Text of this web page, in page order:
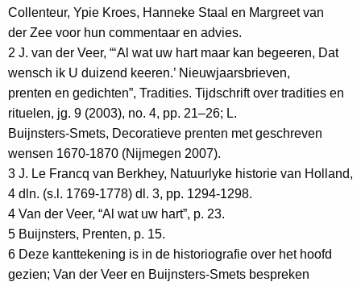
Collenteur, Ypie Kroes, Hanneke Staal en Margreet van
der Zee voor hun commentaar en advies.
2 J. van der Veer, “‘Al wat uw hart maar kan begeeren, Dat
wensch ik U duizend keeren.’ Nieuwjaarsbrieven,
prenten en gedichten”, Tradities. Tijdschrift over tradities en
rituelen, jg. 9 (2003), no. 4, pp. 21–26; L.
Buijnsters-Smets, Decoratieve prenten met geschreven
wensen 1670-1870 (Nijmegen 2007).
3 J. Le Francq van Berkhey, Natuurlyke historie van Holland,
4 dln. (s.l. 1769-1778) dl. 3, pp. 1294-1298.
4 Van der Veer, “Al wat uw hart”, p. 23.
5 Buijnsters, Prenten, p. 15.
6 Deze kanttekening is in de historiografie over het hoofd
gezien; Van der Veer en Buijnsters-Smets bespreken